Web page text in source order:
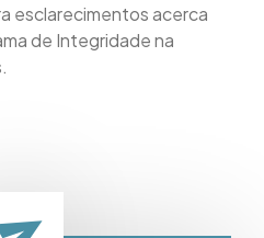
esclarecimentos acerca
de Integridade na